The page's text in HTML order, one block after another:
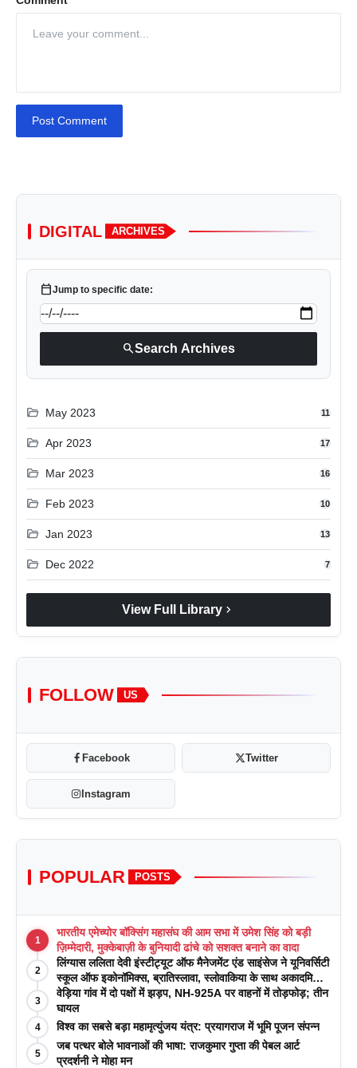
Post Comment
DIGITAL ARCHIVES
calendar_todayJump to specific date:
searchSearch Archives
folder_open May 2023 11
folder_open Apr 2023 17
folder_open Mar 2023 16
folder_open Feb 2023 10
folder_open Jan 2023 13
folder_open Dec 2022 7
View Full Library chevron_right
FOLLOW US
Facebook Twitter
Instagram
POPULAR POSTS
1
भारतीय एमेच्योर बॉक्सिंग महासंघ की आम सभा में उमेश सिंह को बड़ी
ज़िम्मेदारी, मुक्केबाज़ी के बुनियादी ढांचे को सशक्त बनाने का वादा
2
लिंग्यास ललिता देवी इंस्टीट्यूट ऑफ मैनेजमेंट एंड साइंसेज ने यूनिवर्सिटी
स्कूल ऑफ इकोनॉमिक्स, ब्रातिस्लावा, स्लोवाकिया के साथ अकादमिक
पत्रिकाओं में प्रकाशन रणनीतियों पर एक दिवसीय कार्यशाला का
आयोजन किया
3
वेड़िया गांव में दो पक्षों में झड़प, NH-925A पर वाहनों में तोड़फोड़; तीन
घायल
4 विश्व का सबसे बड़ा महामृत्युंजय यंत्र: प्रयागराज में भूमि पूजन संपन्न
5
जब पत्थर बोले भावनाओं की भाषा: राजकुमार गुप्ता की पेबल आर्ट
प्रदर्शनी ने मोहा मन